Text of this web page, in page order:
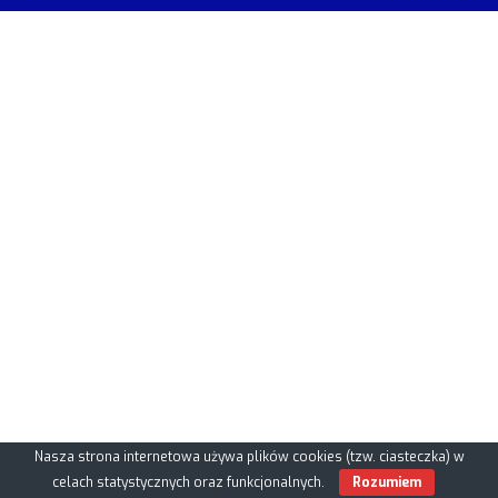
Nasza strona internetowa używa plików cookies (tzw. ciasteczka) w
celach statystycznych oraz funkcjonalnych.
Rozumiem